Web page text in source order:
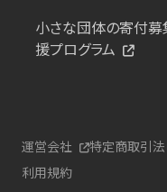
小さな団体の寄付
援プログラム
運営会社 特定商取引
利用規約